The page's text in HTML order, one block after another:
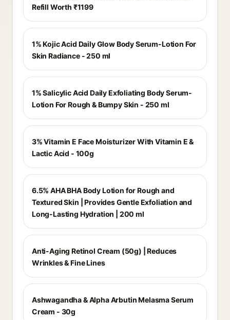
Refill Worth ₹1199
1% Kojic Acid Daily Glow Body Serum-Lotion For
Skin Radiance - 250 ml
1% Salicylic Acid Daily Exfoliating Body Serum-
Lotion For Rough & Bumpy Skin - 250 ml
3% Vitamin E Face Moisturizer With Vitamin E &
Lactic Acid - 100g
6.5% AHA BHA Body Lotion for Rough and
Textured Skin | Provides Gentle Exfoliation and
Long-Lasting Hydration | 200 ml
Anti-Aging Retinol Cream (50g) | Reduces
Wrinkles & Fine Lines
Ashwagandha & Alpha Arbutin Melasma Serum
Cream - 30g